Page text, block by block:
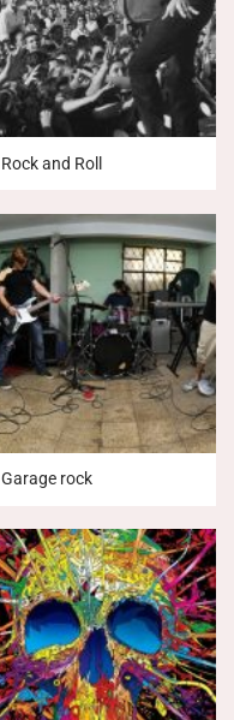
Rock and Roll
Garage rock